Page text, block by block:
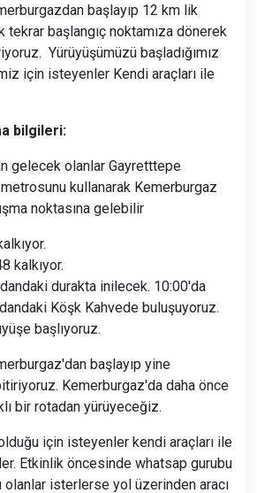
başlayıp 12 km lik
tekrar başlangıç noktamıza dönerek
Yürüyüşümüzü başladığımız
için isteyenler Kendi araçları ile
bilgileri:
gelecek olanlar Gayretttepe
kullanarak Kemerburgaz
noktasına gelebilir
kalkıyor.
durakta inilecek. 10:00'da
Köşk Kahvede buluşuyoruz.
başlıyoruz.
başlayıp yine
Kemerburgaz'da daha önce
bir rotadan yürüyeceğiz.
için isteyenler kendi araçları ile
Etkinlik öncesinde whatsap gurubu
olanlar isterlerse yol üzerinden aracı